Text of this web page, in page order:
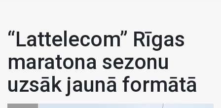
“Lattelecom” Rīgas
maratona sezonu
uzsāk jaunā formātā